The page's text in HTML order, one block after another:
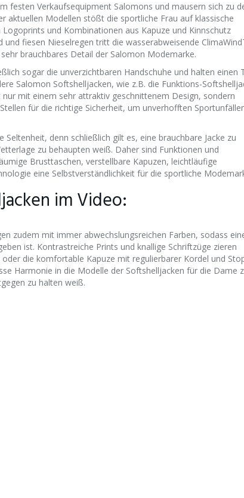
festen Verkaufsequipment Salomons und mausern sich zu
aktuellen Modellen stößt die sportliche Frau auf klassische
und Kombinationen aus Kapuze und Kinnschutz
und fiesen Nieselregen tritt die wasserabweisende
brauchbares Detail der Salomon Modemarke.
sogar die unverzichtbaren Handschuhe und halten einen
Salomon Softshelljacken, wie z.B. die Funktions-
mit einem sehr attraktiv geschnittenem Design, sondern
für die richtige Sicherheit, um unverhofften
denn schließlich gilt es, eine brauchbare Jacke zu
zu behaupten weiß. Daher sind Funktionen und
Brusttaschen, verstellbare Kapuzen, leichtläufige
eine Selbstverständlichkeit für die sportliche
im Video:
zudem mit immer abwechslungsreichen Farben, sodass
ist. Kontrastreiche Prints und knallige Schriftzüge zieren
die komfortable Kapuze mit regulierbarer Kordel und
Harmonie in die Modelle der Softshelljacken für die Dame
zu halten weiß.